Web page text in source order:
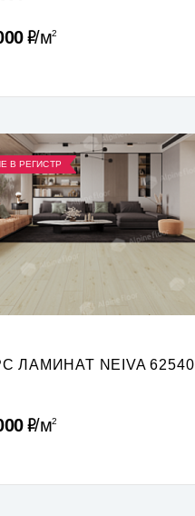
Р м2
В РЕГИСТР
ЛАМИНАТ NEIVA 62540
Р м2